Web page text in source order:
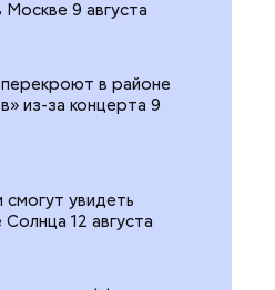
9 августа
в районе
из-за концерта 9
смогут увидеть
12 августа